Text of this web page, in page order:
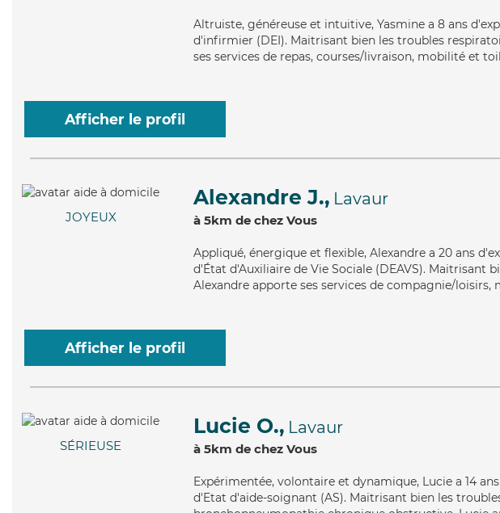
Altruiste, généreuse et intuitive, Yasmine a 8 ans
d'infirmier (DEI). Maitrisant bien les troubles
ses services de repas, courses/livraison, mobilité et
Afficher le profil
JOYEUX
Alexandre J., Lavaur
à 5km de chez Vous
Appliqué, énergique et flexible, Alexandre a 20 ans
d'État d'Auxiliaire de Vie Sociale (DEAVS). Maitrisant
Alexandre apporte ses services de compagnie/loisirs,
Afficher le profil
SÉRIEUSE
Lucie O., Lavaur
à 5km de chez Vous
Expérimentée, volontaire et dynamique, Lucie a 14
d'Etat d'aide-soignant (AS). Maitrisant bien les